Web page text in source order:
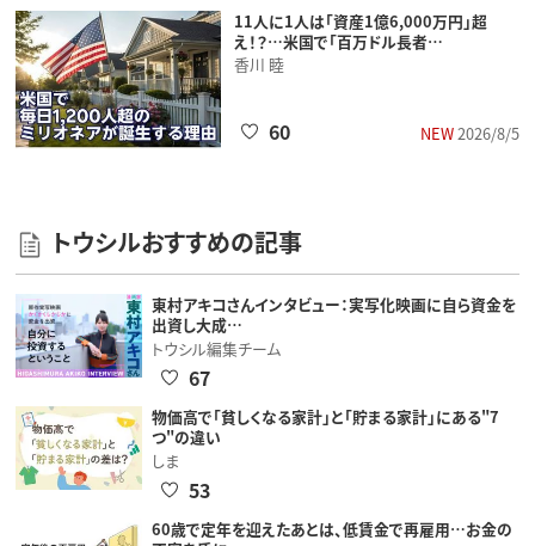
11人に1人は「資産1億6,000万円」超
え！？…米国で「百万ドル長者…
香川 睦
NEW2026/8/5
60
トウシルおすすめの記事
東村アキコさんインタビュー：実写化映画に自ら資金を
出資し大成…
トウシル編集チーム
67
物価高で「貧しくなる家計」と「貯まる家計」にある"7
つ"の違い
しま
53
60歳で定年を迎えたあとは、低賃金で再雇用…お金の